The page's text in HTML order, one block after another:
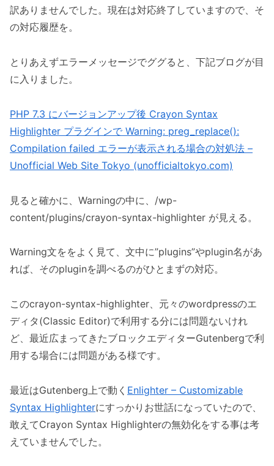
訳ありませんでした。現在は対応終了していますので、そ
の対応履歴を。
とりあえずエラーメッセージでググると、下記ブログが目
に入りました。
PHP 7.3 にバージョンアップ後 Crayon Syntax
Highlighter プラグインで Warning: preg_replace():
Compilation failed エラーが表示される場合の対処法 –
Unofficial Web Site Tokyo (unofficialtokyo.com)
見ると確かに、Warningの中に、/wp-
content/plugins/crayon-syntax-highlighter が見える。
Warning文ををよく見て、文中に”plugins”やplugin名があ
れば、そのpluginを調べるのがひとまずの対応。
このcrayon-syntax-highlighter、元々のwordpressのエ
ディタ(Classic Editor)で利用する分には問題ないけれ
ど、最近広まってきたブロックエディターGutenbergで利
用する場合には問題がある様です。
最近はGutenberg上で動く Enlighter – Customizable
Syntax Highlighterにすっかりお世話になっていたので、
敢えてCrayon Syntax Highlighterの無効化をする事は考
えていませんでした。